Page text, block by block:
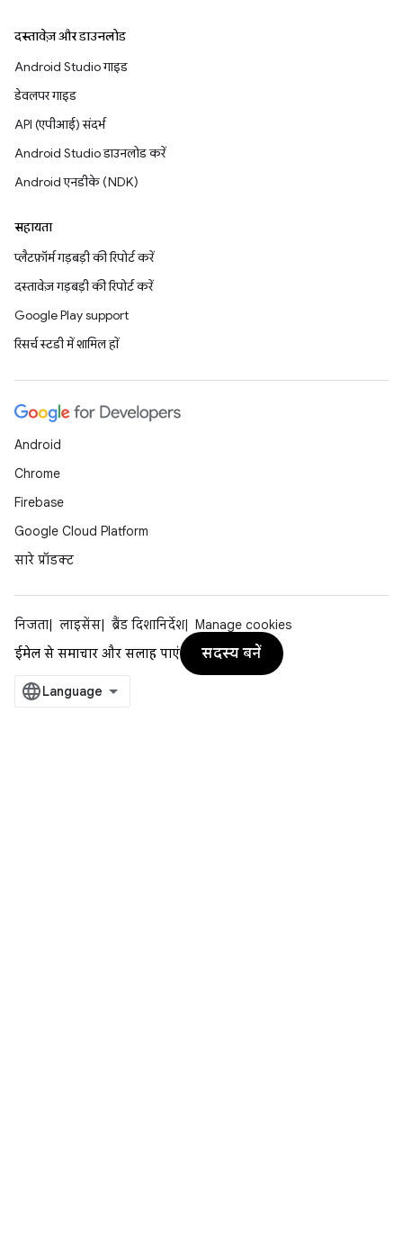
दस्तावेज़ और डाउनलोड
Android Studio गाइड
डेवलपर गाइड
API (एपीआई) संदर्भ
Android Studio डाउनलोड करें
Android एनडीके (NDK)
सहायता
प्लैटफ़ॉर्म गड़बड़ी की रिपोर्ट करें
दस्तावेज़ गड़बड़ी की रिपोर्ट करें
Google Play support
रिसर्च स्टडी में शामिल हों
Android
Chrome
Firebase
Google Cloud Platform
सारे प्रॉडक्ट
निजता लाइसेंस ब्रैंड दिशानिर्देश
Manage cookies
ईमेल से समाचार और सलाह पाएं
सदस्य बनें